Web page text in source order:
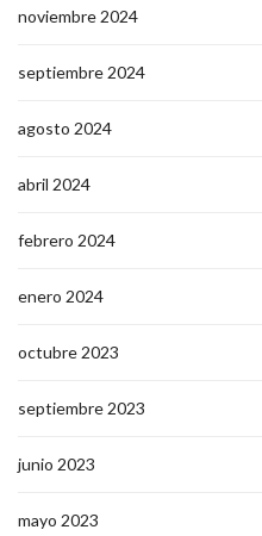
noviembre 2024
septiembre 2024
agosto 2024
abril 2024
febrero 2024
enero 2024
octubre 2023
septiembre 2023
junio 2023
mayo 2023